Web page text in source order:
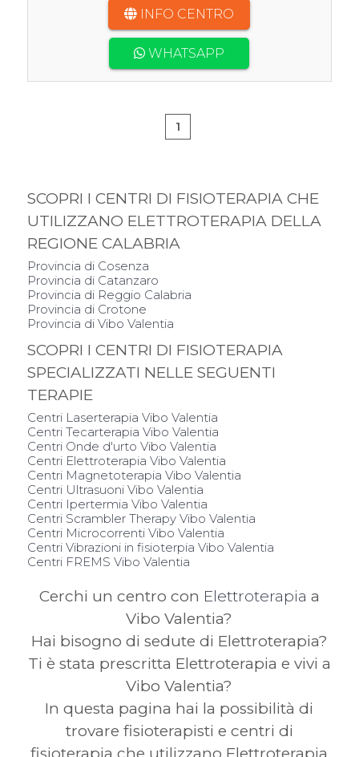
INFO CENTRO
WHATSAPP
1
SCOPRI I CENTRI DI FISIOTERAPIA CHE
UTILIZZANO ELETTROTERAPIA DELLA
REGIONE CALABRIA
Provincia di Cosenza
Provincia di Catanzaro
Provincia di Reggio Calabria
Provincia di Crotone
Provincia di Vibo Valentia
SCOPRI I CENTRI DI FISIOTERAPIA
SPECIALIZZATI NELLE SEGUENTI
TERAPIE
Centri Laserterapia Vibo Valentia
Centri Tecarterapia Vibo Valentia
Centri Onde d'urto Vibo Valentia
Centri Elettroterapia Vibo Valentia
Centri Magnetoterapia Vibo Valentia
Centri Ultrasuoni Vibo Valentia
Centri Ipertermia Vibo Valentia
Centri Scrambler Therapy Vibo Valentia
Centri Microcorrenti Vibo Valentia
Centri Vibrazioni in fisioterpia Vibo Valentia
Centri FREMS Vibo Valentia
Cerchi un centro con Elettroterapia a
Vibo Valentia?
Hai bisogno di sedute di Elettroterapia?
Ti è stata prescritta Elettroterapia e vivi a
Vibo Valentia?
In questa pagina hai la possibilità di
trovare fisioterapisti e centri di
fisioterapia che utilizzano Elettroterapia